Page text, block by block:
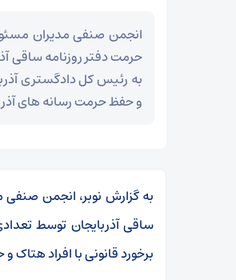
انجمن صنفی مدیران
حرمت دفتر روزنامه ساقی
به رئیس کل دادگستری
و حفظ حرمت رسانه های
به گزارش نوبر، انجمن
ساقی آذربایجان توسط
برخورد قانونی با افراد